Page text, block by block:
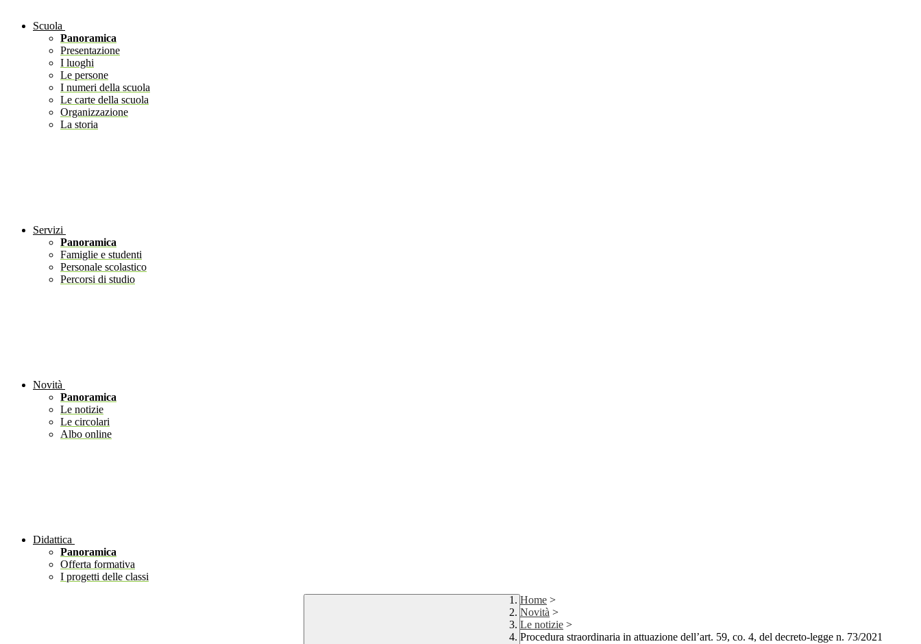
Scuola
Panoramica
Presentazione
I luoghi
Le persone
I numeri della scuola
Le carte della scuola
Organizzazione
La storia
Servizi
Panoramica
Famiglie e studenti
Personale scolastico
Percorsi di studio
Novità
Panoramica
Le notizie
Le circolari
Albo online
Didattica
Panoramica
Offerta formativa
I progetti delle classi
Home >
Novità >
Le notizie >
Procedura straordinaria in attuazione dell’art. 59, co. 4, del decreto-legge n. 73/2021